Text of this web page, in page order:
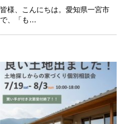
皆様、こんにちは。愛知県一宮市
で、「も…